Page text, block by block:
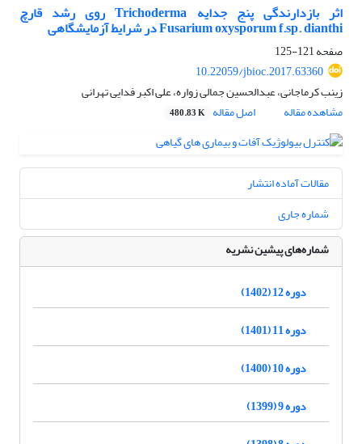
اثر بازدارندگی پنج جدایه Trichoderma روی رشد قارچ
Fusarium oxysporum f.sp. dianthi در شرایط آزمایشگاهی
صفحه121-125
10.22059/jbioc.2017.63360
زینب کرماجانی، عبدالحسین جمالی زواره، علی اکبر فدایی تهرانی
مشاهده مقاله
اصل مقاله 480.83 K
مقالات آماده انتشار
شماره جاری
شماره‌های پیشین نشریه
دوره 12 (1402)
دوره 11 (1401)
دوره 10 (1400)
دوره 9 (1399)